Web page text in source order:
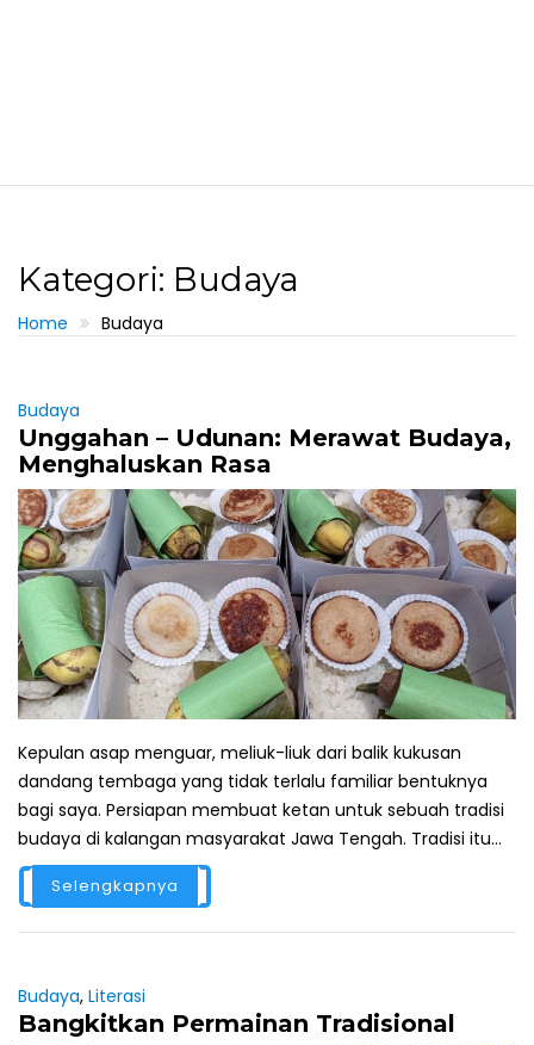
Kategori: Budaya
Home Budaya
Budaya
Unggahan – Udunan: Merawat Budaya,
Menghaluskan Rasa
Kepulan asap menguar, meliuk-liuk dari balik kukusan
dandang tembaga yang tidak terlalu familiar bentuknya
bagi saya. Persiapan membuat ketan untuk sebuah tradisi
budaya di kalangan masyarakat Jawa Tengah. Tradisi itu...
Selengkapnya
Budaya, Literasi
Bangkitkan Permainan Tradisional